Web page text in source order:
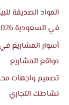
ث
ع
ن
المواد الصديقة
في السعودية 2026
أسوار المشاريع
مواقع المشاريع
تصميم واجهات
نشاطك التجاري